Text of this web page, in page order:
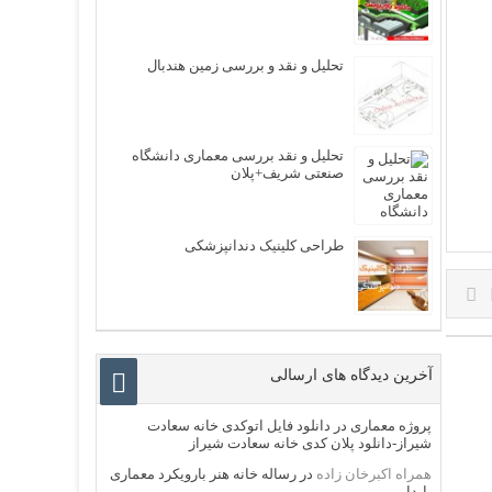
تحلیل و نقد و بررسی زمین هندبال
تحلیل و نقد بررسی معماری دانشگاه
صنعتی شریف+پلان
طراحی کلینیک دندانپزشکی
آخرین دیدگاه های ارسالی
پروژه معماری در دانلود فایل اتوکدی خانه سعادت
شیراز-دانلود پلان کدی خانه سعادت شیراز
همراه اکبرخان زاده دررساله خانه هنر بارویکرد معماری